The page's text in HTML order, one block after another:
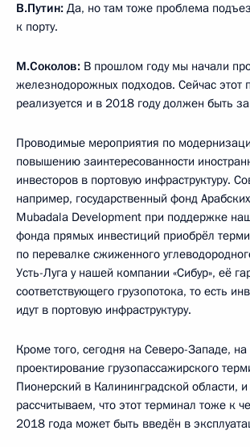
В.Путин: Да, но там тоже проблема
к порту.
М.Соколов: В прошлом году мы начали
железнодорожных подходов. Сейчас этот
реализуется и в 2018 году должен быть
Проводимые мероприятия по
повышению заинтересованности
инвесторов в портовую инфраструктуру.
например, государственный фонд
Mubadala Development при поддержке
фонда прямых инвестиций приобрёл
по перевалке сжиженного
Усть-Луга у нашей компании «Сибур», её
соответствующего грузопотока, то есть
идут в портовую инфраструктуру.
Кроме того, сегодня на Северо-Западе,
проектирование грузопассажирского
Пионерский в Калининградской области,
рассчитываем, что этот терминал тоже к
2018 года может быть введён в